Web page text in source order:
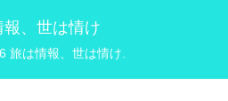
報、世は情け
旅は情報、世は情け.